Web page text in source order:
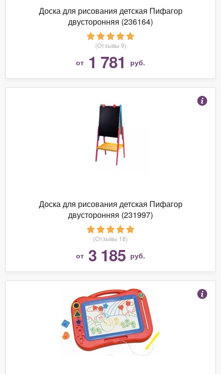
Доска для рисования детская Пифагор
двусторонняя (236164)
(Отзывы 9)
от 1 781 руб.
Доска для рисования детская Пифагор
двусторонняя (231997)
(Отзывы 18)
от 3 185 руб.